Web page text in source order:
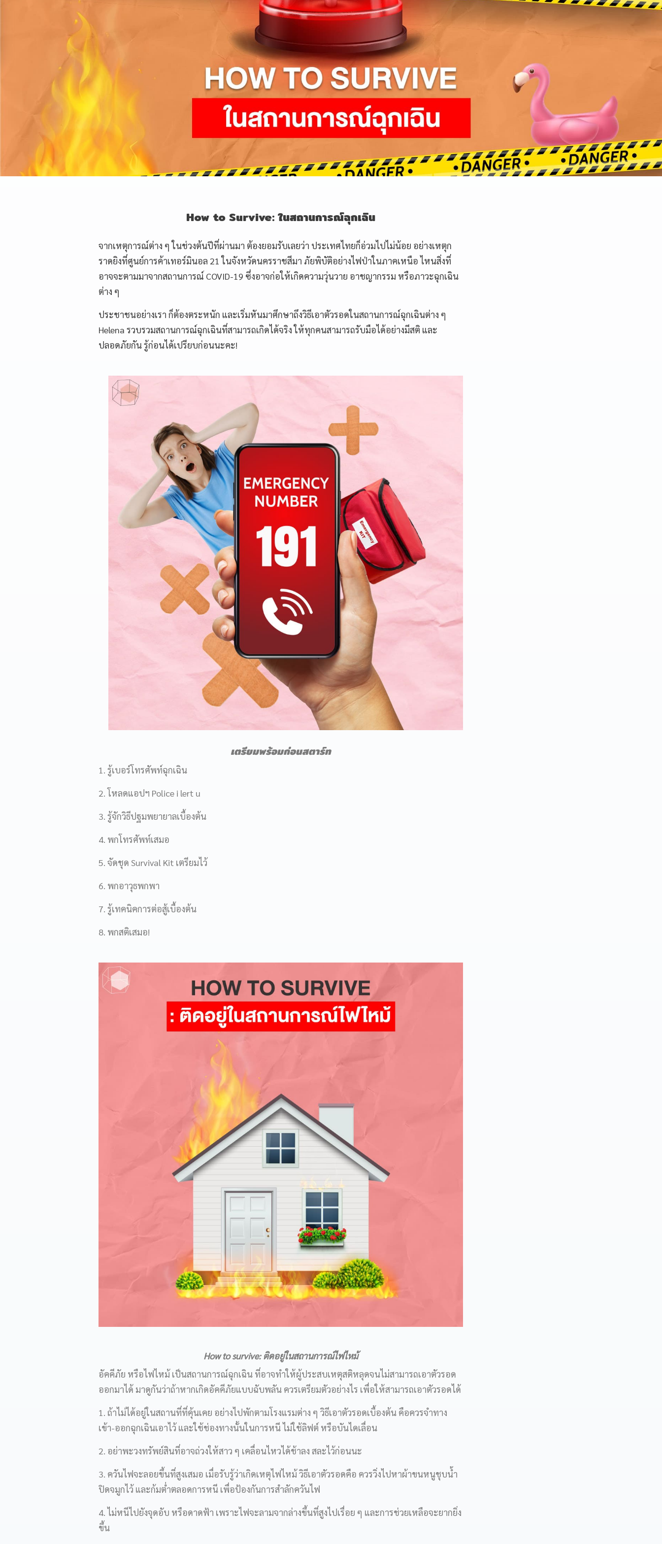
How to Survive: ในสถานการณ์ฉุกเฉิน
จากเหตุการณ์ต่าง ๆ ในช่วงต้นปีที่ผ่านมา ต้องยอมรับเลยว่า ประเทศไทยก็อ่วมไปไม่น้อย อย่างเหตุก
ราดยิงที่ศูนย์การค้าเทอร์มินอล 21 ในจังหวัดนครราชสีมา ภัยพิบัติอย่างไฟป่าในภาคเหนือ ไหนสิ่งที่
อาจจะตามมาจากสถานการณ์ COVID-19 ซึ่งอาจก่อให้เกิดความวุ่นวาย อาชญากรรม หรือภาวะฉุกเฉิน
ต่าง ๆ
ประชาชนอย่างเรา ก็ต้องตระหนัก และเริ่มหันมาศึกษาถึงวิธีเอาตัวรอดในสถานการณ์ฉุกเฉินต่าง ๆ
Helena รวบรวมสถานการณ์ฉุกเฉินที่สามารถเกิดได้จริง ให้ทุกคนสามารถรับมือได้อย่างมีสติ และ
ปลอดภัยกัน รู้ก่อนได้เปรียบก่อนนะคะ!
เตรียมพร้อมก่อนสตาร์ท
1. รู้เบอร์โทรศัพท์ฉุกเฉิน
2. โหลดแอปฯ Police i lert u
3. รู้จักวิธีปฐมพยายาลเบื้องต้น
4. พกโทรศัพท์เสมอ
5. จัดชุด Survival Kit เตรียมไว้
6. พกอาวุธพกพา
7. รู้เทคนิคการต่อสู้เบื้องต้น
8. พกสติเสมอ!
How to survive: ติดอยู่ในสถานการณ์ไฟไหม้
อัคคีภัย หรือไฟไหม้ เป็นสถานการณ์ฉุกเฉิน ที่อาจทำให้ผู้ประสบเหตุสติหลุดจนไม่สามารถเอาตัวรอด
ออกมาได้ มาดูกันว่าถ้าหากเกิดอัคคีภัยแบบฉับพลัน ควรเตรียมตัวอย่างไร เพื่อให้สามารถเอาตัวรอดได้
1. ถ้าไม่ได้อยู่ในสถานที่ที่คุ้นเคย อย่างไปพักตามโรงแรมต่าง ๆ วิธีเอาตัวรอดเบื้องต้น คือควรจำทาง
เข้า-ออกฉุกเฉินเอาไว้ และใช้ช่องทางนั้นในการหนี ไม่ใช้ลิฟต์ หรือบันไดเลื่อน
2. อย่าพะวงทรัพย์สินที่อาจถ่วงให้สาว ๆ เคลื่อนไหวได้ช้าลง สละไว้ก่อนนะ
3. ควันไฟจะลอยขึ้นที่สูงเสมอ เมื่อรับรู้ว่าเกิดเหตุไฟไหม้ วิธีเอาตัวรอดคือ ควรวิ่งไปหาผ้าขนหนูชุบน้ำ
ปิดจมูกไว้ และก้มต่ำตลอดการหนี เพื่อป้องกันการสำลักควันไฟ
4. ไม่หนีไปยังจุดอับ หรือดาดฟ้า เพราะไฟจะลามจากล่างขึ้นที่สูงไปเรื่อย ๆ และการช่วยเหลือจะยากยิ่ง
ขึ้น